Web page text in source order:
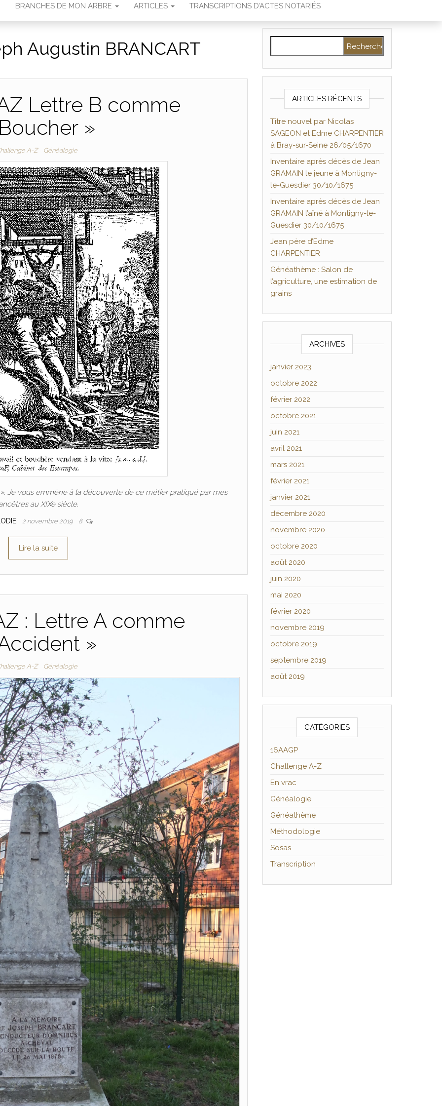
BRANCHES DE MON ARBRE ARTICLES TRANSCRIPTIONS D’ACTES NOTARIÉS
Augustin BRANCART
Lettre B comme
»
A-Z Généalogie
Je vous emmène à la découverte de ce métier pratiqué par mes
au XIXe siècle.
2 novembre 2019 8
Lire la suite
: Lettre A comme
»
A-Z Généalogie
ARTICLES RÉCENTS
Titre nouvel par Nicolas
SAGEON et Edme CHARPENTIER
à Bray-sur-Seine 26/05/1670
Inventaire après décès de Jean
GRAMAIN le jeune à Montigny-
le-Guesdier 30/10/1675
Inventaire après décès de Jean
GRAMAIN l’aîné à Montigny-le-
Guesdier 30/10/1675
Jean père d’Edme
CHARPENTIER
Généathème : Salon de
l’agriculture, une estimation de
grains
ARCHIVES
janvier 2023
octobre 2022
février 2022
octobre 2021
juin 2021
avril 2021
mars 2021
février 2021
janvier 2021
décembre 2020
novembre 2020
octobre 2020
août 2020
juin 2020
mai 2020
février 2020
novembre 2019
octobre 2019
septembre 2019
août 2019
CATÉGORIES
16AAGP
Challenge A-Z
En vrac
Généalogie
Généathème
Méthodologie
Sosas
Transcription